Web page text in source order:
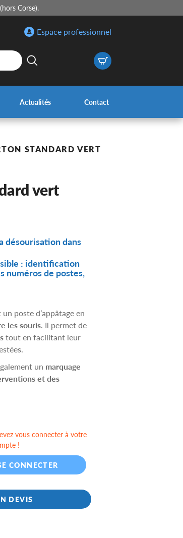
Corse).
Espace professionnel
Actualités Contact
STANDARD VERT
vert
désourisation dans
: identification
numéros de postes,
un poste d’appâtage en
les souris. Il permet de
tout en facilitant leur
un marquage
et des
vous connecter à votre
!
CONNECTER
DEVIS